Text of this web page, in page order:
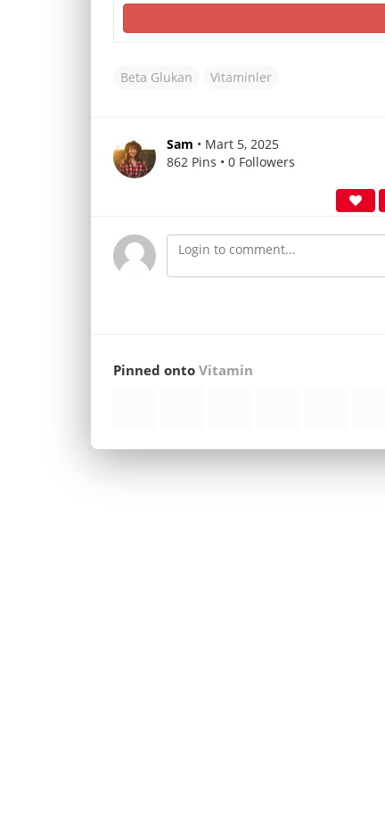
Beta Glukan Vitaminler
Sam • Mart 5, 2025
862 Pins • 0 Followers
Pinned ontoVitamin